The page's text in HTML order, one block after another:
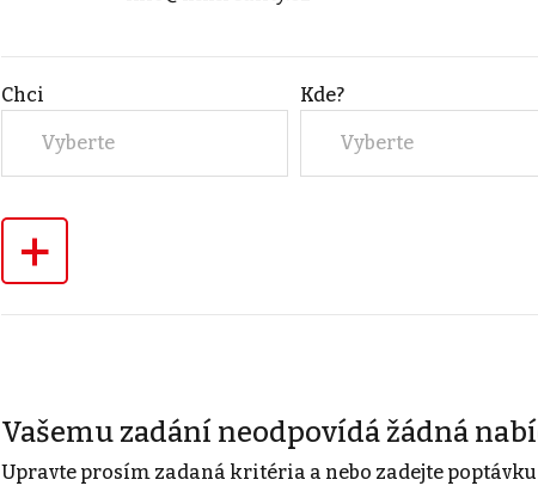
Chci
Vyberte
Kde?
Vyberte
+
Vašemu zadání neodpovídá žádná
Upravte prosím zadaná kritéria a nebo zadejte